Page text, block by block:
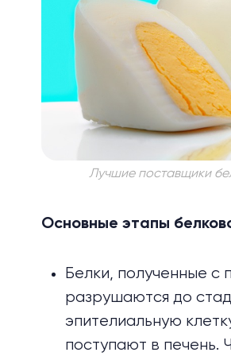
Лучшие поставщики
Основные этапы
Белки, полученные
разрушаются до
эпителиальную
поступают в печень.